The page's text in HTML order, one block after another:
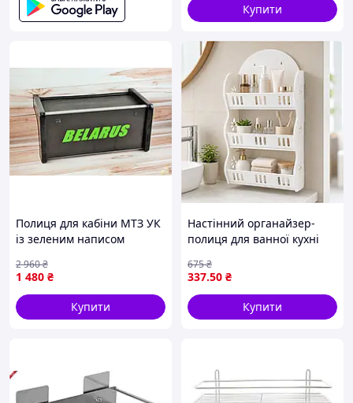
Купити
Полиця для кабіни МТЗ УК
із зеленим написом
дашком для залізниці
1 480 ₴
2 960₴
Купити
Настінний органайзер-
полиця для ванної кухні
метеликами для
зберігання речей
337.50 ₴
675₴
Купити